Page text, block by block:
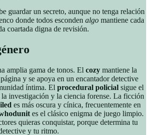
guardar un secreto, aunque no tenga relación
donde todos esconden algo mantiene cada
coartada digna de revisión.
amplia gama de tonos. El cozy mantiene la
y se apoya en un encantador detective
íntima. El procedural policial sigue el
investigación y la ciencia forense. La ficción
es más oscura y cínica, frecuentemente en
es el clásico enigma de juego limpio.
quieras conquistar, porque determina tu
y tu ritmo.